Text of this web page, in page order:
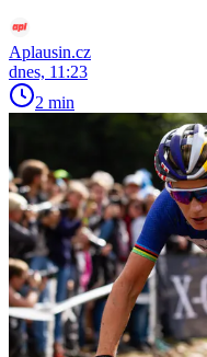
Aplausin.cz
dnes, 11:23
2 min